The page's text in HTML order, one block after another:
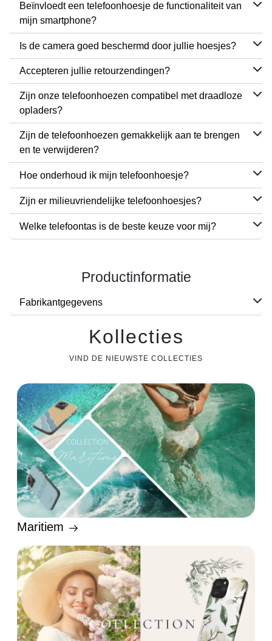
Beïnvloedt een telefoonhoesje de functionaliteit van
mijn smartphone?
Is de camera goed beschermd door jullie hoesjes?
Accepteren jullie retourzendingen?
Zijn onze telefoonhoezen compatibel met draadloze
opladers?
Zijn de telefoonhoezen gemakkelijk aan te brengen
en te verwijderen?
Hoe onderhoud ik mijn telefoonhoesje?
Zijn er milieuvriendelijke telefoonhoesjes?
Welke telefoontas is de beste keuze voor mij?
Productinformatie
Fabrikantgegevens
Kollecties
VIND DE NIEUWSTE COLLECTIES
Maritiem